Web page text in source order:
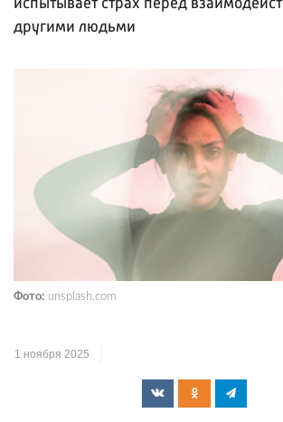
испытывает страх перед
другими людьми
Фото: unsplash.com
1 ноября 2025